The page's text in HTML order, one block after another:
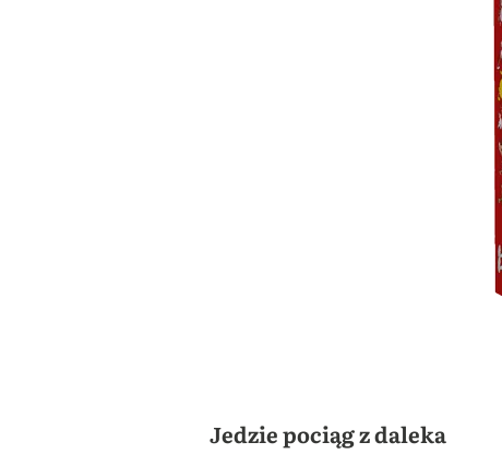
Jedzie pociąg z daleka